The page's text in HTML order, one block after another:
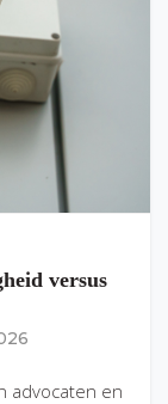
versus
advocaten en